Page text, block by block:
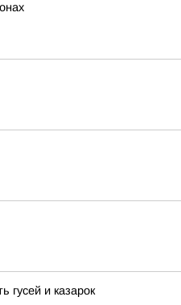
гусей и казарок